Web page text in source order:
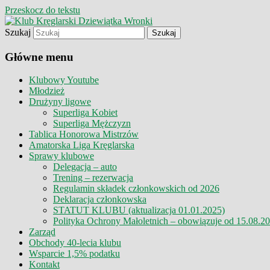
Przeskocz do tekstu
Klub Kręglarski Dziewiątka
Klub Kręglarski Dziewiątka Wronki
Szukaj
Główne menu
Klubowy Youtube
Młodzież
Drużyny ligowe
Superliga Kobiet
Superliga Mężczyzn
Tablica Honorowa Mistrzów
Amatorska Liga Kręglarska
Sprawy klubowe
Delegacja – auto
Trening – rezerwacja
Regulamin składek członkowskich od 2026
Deklaracja członkowska
STATUT KLUBU (aktualizacja 01.01.2025)
Polityka Ochrony Małoletnich – obowiązuje od
Zarząd
Obchody 40-lecia klubu
Wsparcie 1,5% podatku
Kontakt